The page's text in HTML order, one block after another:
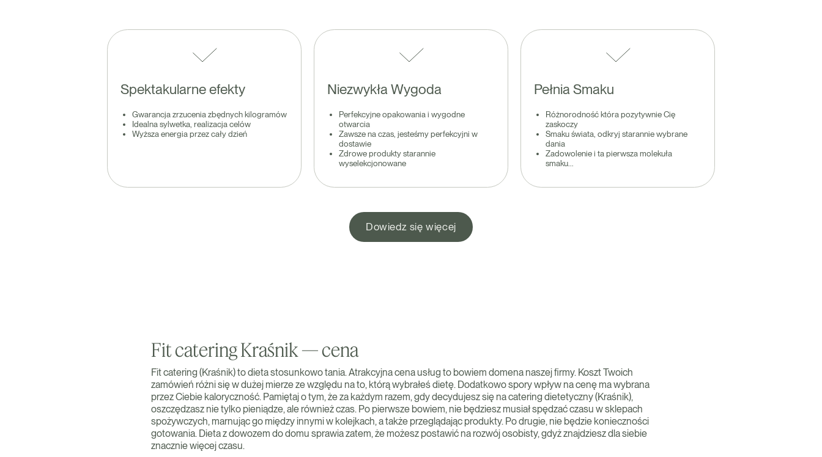
Spektakularne efekty
Gwarancja zrzucenia zbędnych kilogramów
Idealna sylwetka, realizacja celów
Wyższa energia przez cały dzień
Niezwykła Wygoda
Perfekcyjne opakowania i wygodne
otwarcia
Zawsze na czas, jesteśmy perfekcyjni w
dostawie
Zdrowe produkty starannie
wyselekcjonowane
Pełnia Smaku
Różnorodność która pozytywnie Cię
zaskoczy
Smaku świata, odkryj starannie wybrane
dania
Zadowolenie i ta pierwsza molekuła
smaku...
Dowiedz się więcej
Fit catering Kraśnik — cena
Fit catering (Kraśnik) to dieta stosunkowo tania. Atrakcyjna cena usług to bowiem domena naszej firmy. Koszt Twoich
zamówień różni się w dużej mierze ze względu na to, którą wybrałeś dietę. Dodatkowo spory wpływ na cenę ma wybrana
przez Ciebie kaloryczność. Pamiętaj o tym, że za każdym razem, gdy decydujesz się na catering dietetyczny (Kraśnik),
oszczędzasz nie tylko pieniądze, ale również czas. Po pierwsze bowiem, nie będziesz musiał spędzać czasu w sklepach
spożywczych, marnując go między innymi w kolejkach, a także przeglądając produkty. Po drugie, nie będzie konieczności
gotowania. Dieta z dowozem do domu sprawia zatem, że możesz postawić na rozwój osobisty, gdyż znajdziesz dla siebie
znacznie więcej czasu.